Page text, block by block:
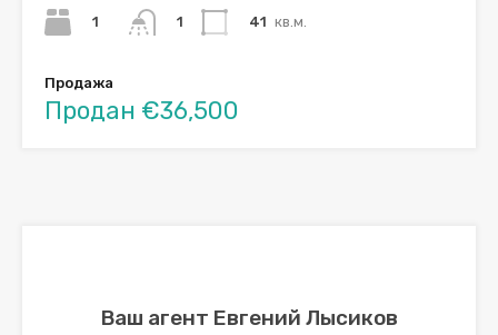
1
1
41 кв.м.
Продажа
Продан €36,500
Ваш агент Евгений Лысиков